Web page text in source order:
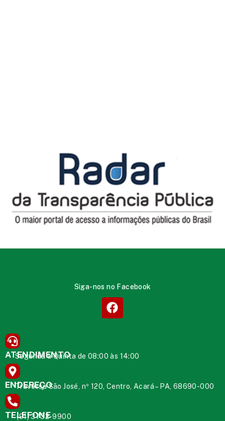
Siga-nos no Facebook
ATENDIMENTO
Segunda à Quinta de 08:00 às 14:00
ENDEREÇO
Travessa São José, nº 120, Centro, Acará – PA, 68690-000
TELEFONE
(91) 3732-9900